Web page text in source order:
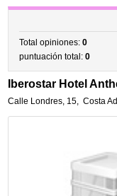
Total opiniones:0
puntuación total:0
Iberostar Hotel
Calle Londres, 15, Costa